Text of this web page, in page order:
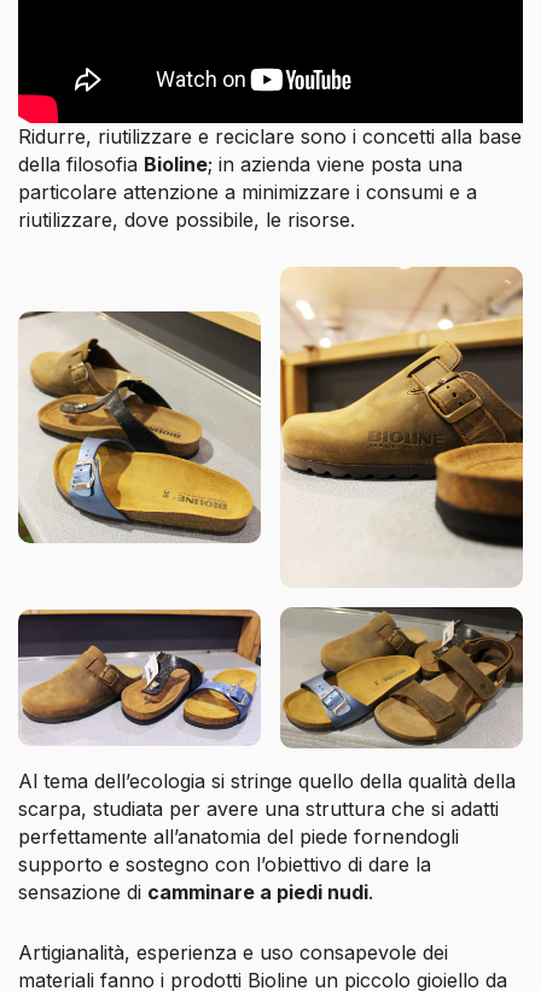
Ridurre, riutilizzare e reciclare sono i concetti alla base
della filosofia Bioline; in azienda viene posta una
particolare attenzione a minimizzare i consumi e a
riutilizzare, dove possibile, le risorse.
Al tema dell’ecologia si stringe quello della qualità della
scarpa, studiata per avere una struttura che si adatti
perfettamente all’anatomia del piede fornendogli
supporto e sostegno con l’obiettivo di dare la
sensazione di camminare a piedi nudi.
Artigianalità, esperienza e uso consapevole dei
materiali fanno i prodotti Bioline un piccolo gioiello da